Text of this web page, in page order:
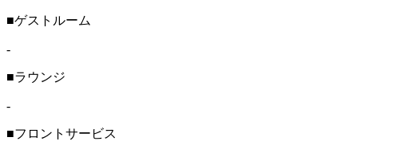
■ゲストルーム
-
■ラウンジ
-
■フロントサービス